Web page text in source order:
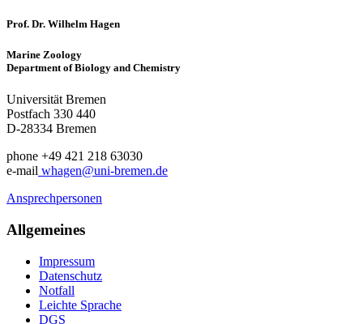
Prof. Dr. Wilhelm Hagen
Marine Zoology
Department of Biology and Chemistry
Universität Bremen
Postfach 330 440
D-28334 Bremen
phone +49 421 218 63030
e-mail whagen@uni-bremen.de
Ansprechpersonen
Allgemeines
Impressum
Datenschutz
Notfall
Leichte Sprache
DGS